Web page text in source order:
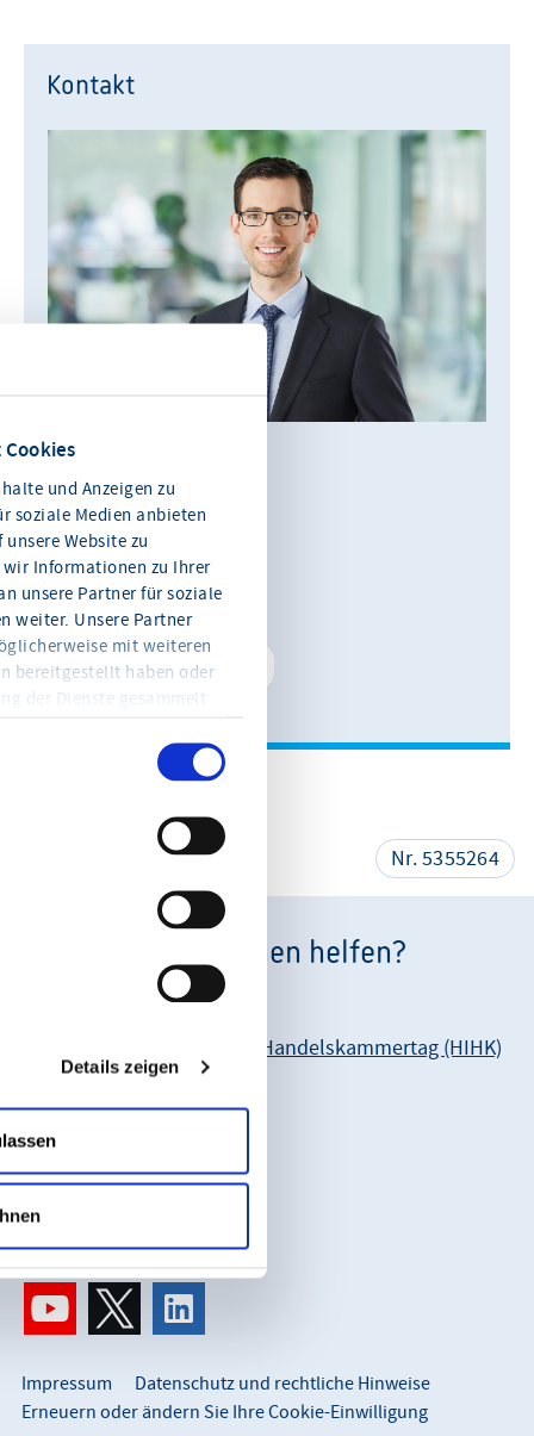
und Anzeigen zu
soziale Medien anbieten
Website zu
Informationen zu Ihrer
unsere Partner für soziale
weiter. Unsere Partner
mit weiteren
bereitgestellt haben oder
der Dienste gesammelt
Informationen und die
Details zeigen
Kontakt
Alexander Rackwitz
Leiter Kommunikation
0611 360 115-11
E-Mail schreiben
Kontakt speichern
Nr. 5355264
Wie können wir Ihnen helfen?
Unsere Anschrift:
Hessischer Industrie- und Handelskammertag (HIHK)
Karl-Glässing-Straße 8
65183 Wiesbaden
0611 360 115-0
Impressum
Datenschutz und rechtliche Hinweise
Erneuern oder ändern Sie Ihre Cookie-Einwilligung